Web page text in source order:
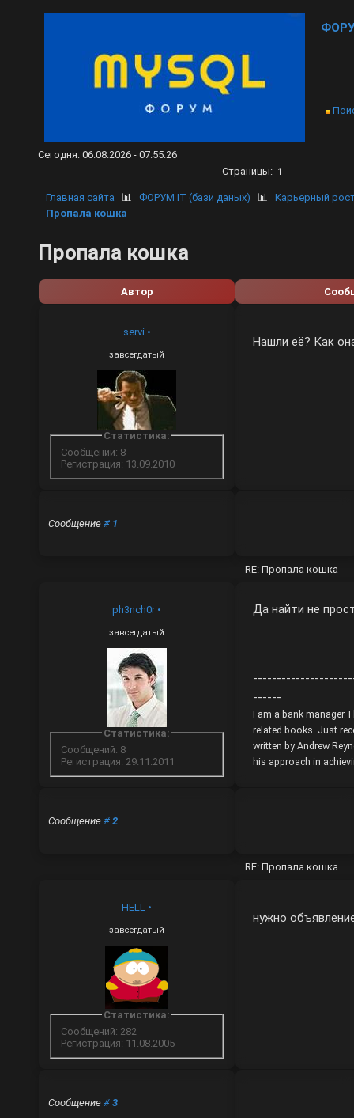
Сегодня: 06.08.2026 - 07:55:26
Страницы: 1
Главная сайта 📊 ФОРУМ IT (бази даных) 📊Карьерный
Пропала кошка
Пропала кошка
Автор
servi •
завсегдатый
Статистика:
Сообщений: 8
Регистрация: 13.09.2010
Нашли её? Как
Сообщение# 1
RE: Пропала кошка
ph3nch0r •
завсегдатый
Статистика:
Сообщений: 8
Регистрация: 29.11.2011
Да найти не
------
I am a bank manager.
related books. Just
written by Andrew
his approach in
Сообщение#2
RE: Пропала кошка
HELL •
завсегдатый
Статистика:
Сообщений: 282
Регистрация: 11.08.2005
нужно
Сообщение#3